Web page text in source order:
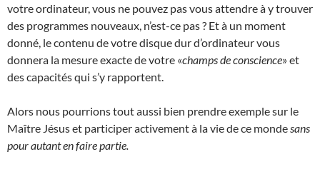
votre ordinateur, vous ne pouvez pas vous attendre à y trouver
des programmes nouveaux, n’est-ce pas ? Et à un moment
donné, le contenu de votre disque dur d’ordinateur vous
donnera la mesure exacte de votre «champs de conscience» et
des capacités qui s’y rapportent.
Alors nous pourrions tout aussi bien prendre exemple sur le
Maître Jésus et participer activement à la vie de ce monde sans
pour autant en faire partie.